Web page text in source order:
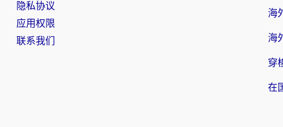
隐私协议
应用权限
联系我们